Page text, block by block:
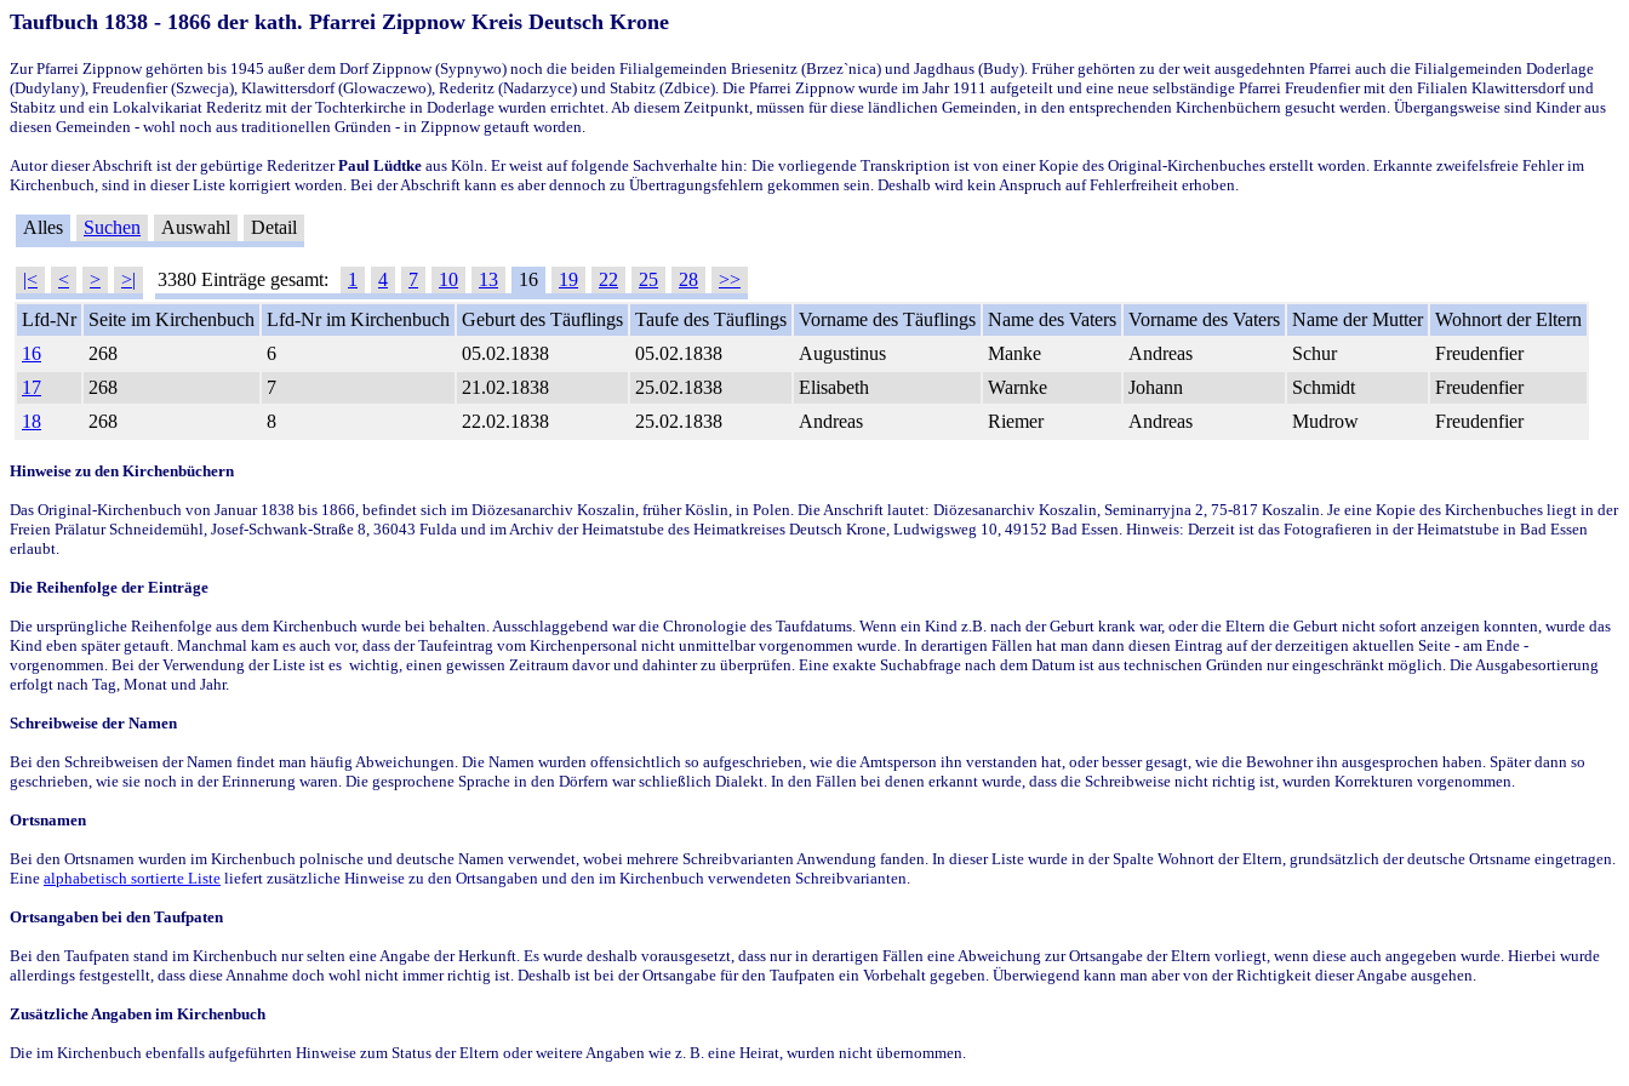
Taufbuch 1838 - 1866 der kath. Pfarrei Zippnow Kreis Deutsch Krone
Zur Pfarrei Zippnow gehörten bis 1945 außer dem Dorf Zippnow (Sypnywo) noch die beiden Filialgemeinden Briesenitz (Brzez`nica) und Jagdhaus (Budy). Früher gehörten zu der weit ausgedehnten Pfarrei auch die Filialgemeinden Doderlage
(Dudylany), Freudenfier (Szwecja), Klawittersdorf (Glowaczewo), Rederitz (Nadarzyce) und Stabitz (Zdbice). Die Pfarrei Zippnow wurde im Jahr 1911 aufgeteilt und eine neue selbständige Pfarrei Freudenfier mit den Filialen Klawittersdorf und
Stabitz und ein Lokalvikariat Rederitz mit der Tochterkirche in Doderlage wurden errichtet. Ab diesem Zeitpunkt, müssen für diese ländlichen Gemeinden, in den entsprechenden Kirchenbüchern gesucht werden. Übergangsweise sind Kinder aus
diesen Gemeinden - wohl noch aus traditionellen Gründen - in Zippnow getauft worden.
Autor dieser Abschrift ist der gebürtige RederitzerPaul Lüdtke aus Köln. Er weist auf folgende Sachverhalte hin: Die vorliegende Transkription ist von einer Kopie des Original-Kirchenbuches erstellt worden. Erkannte zweifelsfreie Fehler im
Kirchenbuch, sind in dieser Liste korrigiert worden. Bei der Abschrift kann es aber dennoch zu Übertragungsfehlern gekommen sein. Deshalb wird kein Anspruch auf Fehlerfreiheit erhoben.
Alles Suchen Auswahl Detail
|< < > >| 3380 Einträge gesamt: 1 4 7 10 13 16 19 22 25 28
>>
Lfd-Nr
Seite im Kirchenbuch Lfd-Nr im Kirchenbuch Geburt des Täuflings Taufe des Täuflings Vorname des Täuflings Name des Vaters Vorname des Vaters Name der Mutter Wohnort der Eltern
16
268 6 05.02.1838 05.02.1838 Augustinus Manke Andreas Schur
Freudenfier
17
268 7 21.02.1838 25.02.1838 Elisabeth Warnke Johann Schmidt
Freudenfier
18
268 8 22.02.1838 25.02.1838 Andreas Riemer Andreas Mudrow Freudenfier
Hinweise zu den Kirchenbüchern
Das Original-Kirchenbuch von Januar 1838 bis 1866, befindet sich im Diözesanarchiv Koszalin, früher Köslin, in Polen. Die Anschrift lautet: Diözesanarchiv Koszalin, Seminarryjna 2, 75-817 Koszalin. Je eine Kopie des Kirchenbuches liegt in der
Freien Prälatur Schneidemühl, Josef-Schwank-Straße 8, 36043 Fulda und im Archiv der Heimatstube des Heimatkreises Deutsch Krone, Ludwigsweg 10, 49152 Bad Essen. Hinweis: Derzeit ist das Fotografieren in der Heimatstube in Bad Essen
erlaubt.
Die Reihenfolge der Einträge
Die ursprüngliche Reihenfolge aus dem Kirchenbuch wurde bei behalten. Ausschlaggebend war die Chronologie des Taufdatums. Wenn ein Kind z.B. nach der Geburt krank war, oder die Eltern die Geburt nicht sofort anzeigen konnten, wurde das
Kind eben später getauft. Manchmal kam es auch vor, dass der Taufeintrag vom Kirchenpersonal nicht unmittelbar vorgenommen wurde. In derartigen Fällen hat man dann diesen Eintrag auf der derzeitigen aktuellen Seite - am Ende -
vorgenommen. Bei der Verwendung der Liste ist es wichtig, einen gewissen Zeitraum davor und dahinter zu überprüfen. Eine exakte Suchabfrage nach dem Datum ist aus technischen Gründen nur eingeschränkt möglich. Die Ausgabesortierung
erfolgt nach Tag, Monat und Jahr.
Schreibweise der Namen
Bei den Schreibweisen der Namen findet man häufig Abweichungen. Die Namen wurden offensichtlich so aufgeschrieben, wie die Amtsperson ihn verstanden hat, oder besser gesagt, wie die Bewohner ihn ausgesprochen haben. Später dann so
geschrieben, wie sie noch in der Erinnerung waren. Die gesprochene Sprache in den Dörfern war schließlich Dialekt. In den Fällen bei denen erkannt wurde, dass die Schreibweise nicht richtig ist, wurden Korrekturen vorgenommen.
Ortsnamen
Bei den Ortsnamen wurden im Kirchenbuch polnische und deutsche Namen verwendet, wobei mehrere Schreibvarianten Anwendung fanden. In dieser Liste wurde in der Spalte Wohnort der Eltern, grundsätzlich der deutsche Ortsname eingetragen.
Eine alphabetisch sortierte Liste liefert zusätzliche Hinweise zu den Ortsangaben und den im Kirchenbuch verwendeten Schreibvarianten.
Ortsangaben bei den Taufpaten
Bei den Taufpaten stand im Kirchenbuch nur selten eine Angabe der Herkunft. Es wurde deshalb vorausgesetzt, dass nur in derartigen Fällen eine Abweichung zur Ortsangabe der Eltern vorliegt, wenn diese auch angegeben wurde. Hierbei wurde
allerdings festgestellt, dass diese Annahme doch wohl nicht immer richtig ist. Deshalb ist bei der Ortsangabe für den Taufpaten ein Vorbehalt gegeben. Überwiegend kann man aber von der Richtigkeit dieser Angabe ausgehen.
Zusätzliche Angaben im Kirchenbuch
Die im Kirchenbuch ebenfalls aufgeführten Hinweise zum Status der Eltern oder weitere Angaben wie z. B. eine Heirat, wurden nicht übernommen.